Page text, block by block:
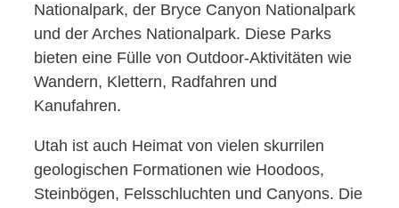
Nationalpark, der Bryce Canyon Nationalpark
und der Arches Nationalpark. Diese Parks
bieten eine Fülle von Outdoor-Aktivitäten wie
Wandern, Klettern, Radfahren und
Kanufahren.
Utah ist auch Heimat von vielen skurrilen
geologischen Formationen wie Hoodoos,
Steinbögen, Felsschluchten und Canyons. Die